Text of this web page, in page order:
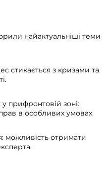
найактуальніші теми
стикається з кризами та
у прифронтовій зоні:
в особливих умовах.
можливість отримати